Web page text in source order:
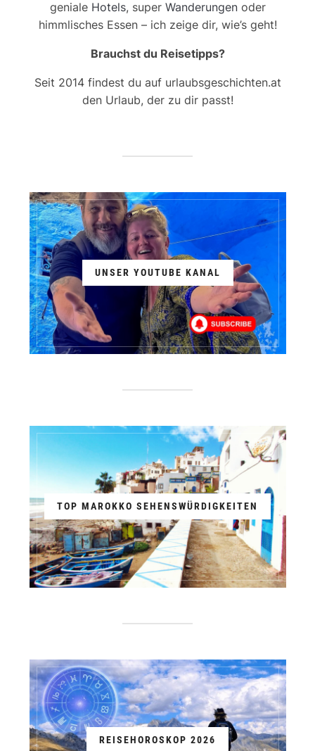
geniale Hotels, super Wanderungenoder
himmlisches Essen – ich zeige dir, wie’s geht!
Brauchst du Reisetipps?
Seit 2014 findest du auf urlaubsgeschichten.at
den Urlaub, der zu dir passt!
UNSER YOUTUBE KANAL
TOP MAROKKO SEHENSWÜRDIGKEITEN
REISEHOROSKOP 2026